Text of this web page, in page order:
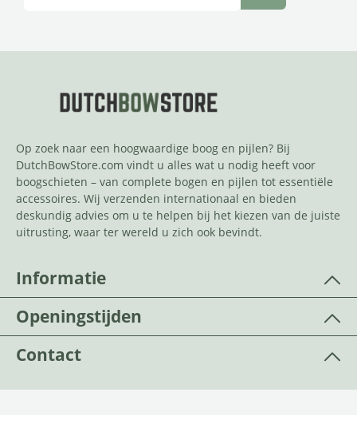
Contact
Op zoek naar een hoogwaardige boog en pijlen? Bij
DutchBowStore.com vindt u alles wat u nodig heeft voor
boogschieten – van complete bogen en pijlen tot essentiële
accessoires. Wij verzenden internationaal en bieden
deskundig advies om u te helpen bij het kiezen van de juiste
uitrusting, waar ter wereld u zich ook bevindt.
Informatie
Openingstijden